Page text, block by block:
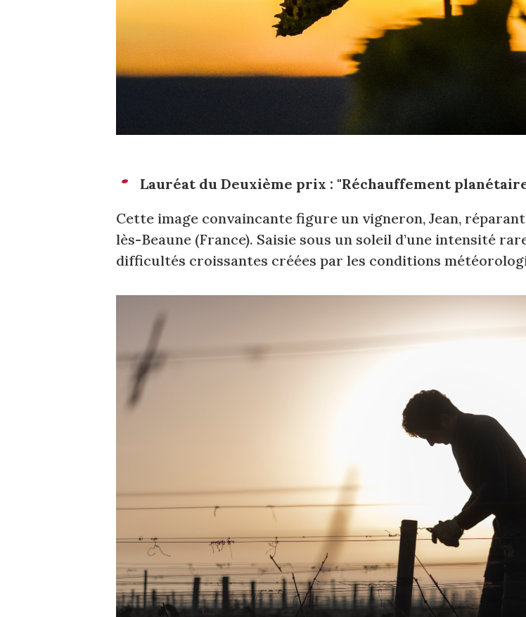
Lauréat du Deuxième prix : "Réchauffement
Cette image convaincante figure un vigneron, Jean,
lès-Beaune (France). Saisie sous un soleil d’une intensité
difficultés croissantes créées par les conditions